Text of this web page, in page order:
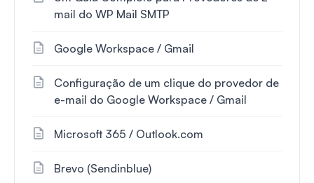
mail do WP Mail SMTP
Google Workspace / Gmail
Configuração de um clique do provedor de
e-mail do Google Workspace / Gmail
Microsoft 365 / Outlook.com
Brevo (Sendinblue)